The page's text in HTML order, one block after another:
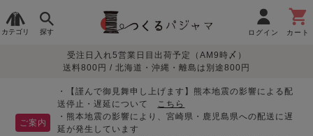
カテゴリ 探す ログイン カート
レディースパジャマ
生地で
さがす
目的別で
さがす
デザインで
さがす
受注日入れ5営業日目出荷予定（AM9時〆）
送料800円 / 北海道・沖縄・離島は別途800円
ご案内
・【謹んで御見舞申し上げます】熊本地震の影響による配
送停止・遅延について こちら
・熊本地震の影響により、宮崎県・鹿児島県への配送に遅
延が発生しています